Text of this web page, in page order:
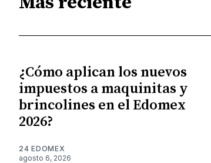
¿Cómo aplican los nuevos
impuestos a maquinitas y
brincolines en el Edomex
2026?
24 EDOMEX
agosto 6, 2026